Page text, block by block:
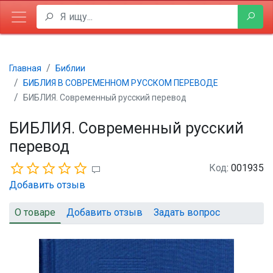
Главная
Библии
БИБЛИЯ В СОВРЕМЕННОМ РУССКОМ ПЕРЕВОДЕ
БИБЛИЯ. Современный русский перевод
БИБЛИЯ. Современный русский
перевод
Добавить отзыв
Код: 001935
О товаре Добавить отзыв Задать вопрос